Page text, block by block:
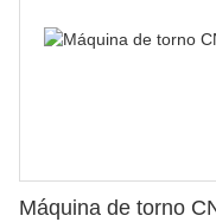
Máquina de torno